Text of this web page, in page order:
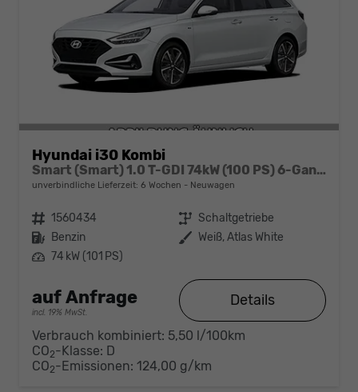
Hyundai i30 Kombi
Smart (Smart) 1.0 T-GDI 74kW (100 PS) 6-Gang-Schaltgetriebe
unverbindliche Lieferzeit: 6 Wochen Neuwagen
Fahrzeugnr. 1560434 Getriebe Schaltgetriebe
Kraftstoff Benzin Außenfarbe Weiß, Atlas White
Leistung 74 kW (101 PS)
auf Anfrage
incl. 19% MwSt.
Details
Verbrauch kombiniert: 5,50 l/100km
CO2-Klasse: D
CO2-Emissionen: 124,00 g/km